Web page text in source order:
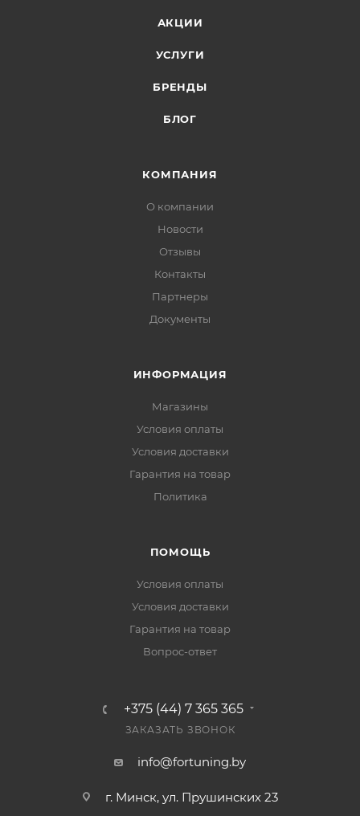
АКЦИИ
УСЛУГИ
БРЕНДЫ
БЛОГ
КОМПАНИЯ
О компании
Новости
Отзывы
Контакты
Партнеры
Документы
ИНФОРМАЦИЯ
Магазины
Условия оплаты
Условия доставки
Гарантия на товар
Политика
ПОМОЩЬ
Условия оплаты
Условия доставки
Гарантия на товар
Вопрос-ответ
+375 (44) 7 365 365
ЗАКАЗАТЬ ЗВОНОК
info@fortuning.by
г. Минск, ул. Прушинских 23